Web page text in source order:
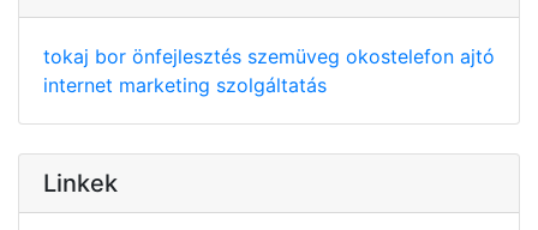
tokaj bor önfejlesztés szemüveg okostelefon ajtó
internet marketing szolgáltatás
Linkek